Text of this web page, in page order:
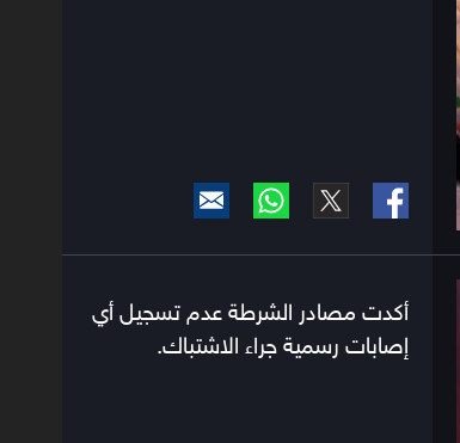
أكدت مصادر الشرطة عدم تسجيل أي
إصابات رسمية جراء الاشتباك.